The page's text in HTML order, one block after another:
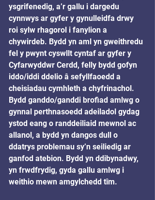
ysgrifenedig, a’r gallu i dargedu
cynnwys ar gyfer y gynulleidfa drwy
roi sylw rhagorol i fanylion a
chywirdeb. Bydd yn aml yn gweithredu
fel y pwynt cyswllt cyntaf ar gyfer y
Cyfarwyddwr Cerdd, felly bydd gofyn
iddo/iddi ddelio â sefyllfaoedd a
cheisiadau cymhleth a chyfrinachol.
Bydd ganddo/ganddi brofiad amlwg o
gynnal perthnasoedd adeiladol gydag
ystod eang o randdeiliaid mewnol ac
allanol, a bydd yn dangos dull o
ddatrys problemau sy’n seiliedig ar
ganfod atebion. Bydd yn ddibynadwy,
yn frwdfrydig, gyda gallu amlwg i
weithio mewn amgylchedd tîm.